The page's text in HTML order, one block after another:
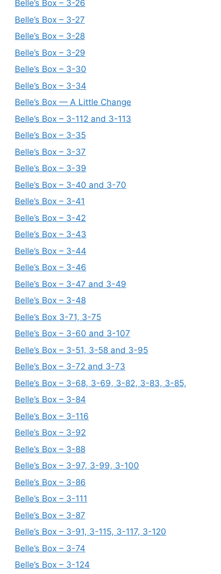
Belle’s Box – 3-26
Belle’s Box – 3-27
Belle’s Box – 3-28
Belle’s Box – 3-29
Belle’s Box – 3-30
Belle’s Box – 3-34
Belle’s Box — A Little Change
Belle’s Box – 3-112 and 3-113
Belle’s Box – 3-35
Belle’s Box – 3-37
Belle’s Box – 3-39
Belle’s Box – 3-40 and 3-70
Belle’s Box – 3-41
Belle’s Box – 3-42
Belle’s Box – 3-43
Belle’s Box – 3-44
Belle’s Box – 3-46
Belle’s Box – 3-47 and 3-49
Belle’s Box – 3-48
Belle’s Box 3-71, 3-75
Belle’s Box – 3-60 and 3-107
Belle’s Box – 3-51, 3-58 and 3-95
Belle’s Box – 3-72 and 3-73
Belle’s Box – 3-68, 3-69, 3-82, 3-83, 3-85,
Belle’s Box – 3-84
Belle’s Box – 3-116
Belle’s Box – 3-92
Belle’s Box – 3-88
Belle’s Box – 3-97, 3-99, 3-100
Belle’s Box – 3-86
Belle’s Box – 3-111
Belle’s Box – 3-87
Belle’s Box – 3-91, 3-115, 3-117, 3-120
Belle’s Box – 3-74
Belle’s Box – 3-124